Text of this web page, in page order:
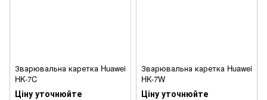
Зварювальна каретка Huawei
HK-7C
Ціну уточнюйте
Зварювальна каретка Huawei
HK-7W
Ціну уточнюйте